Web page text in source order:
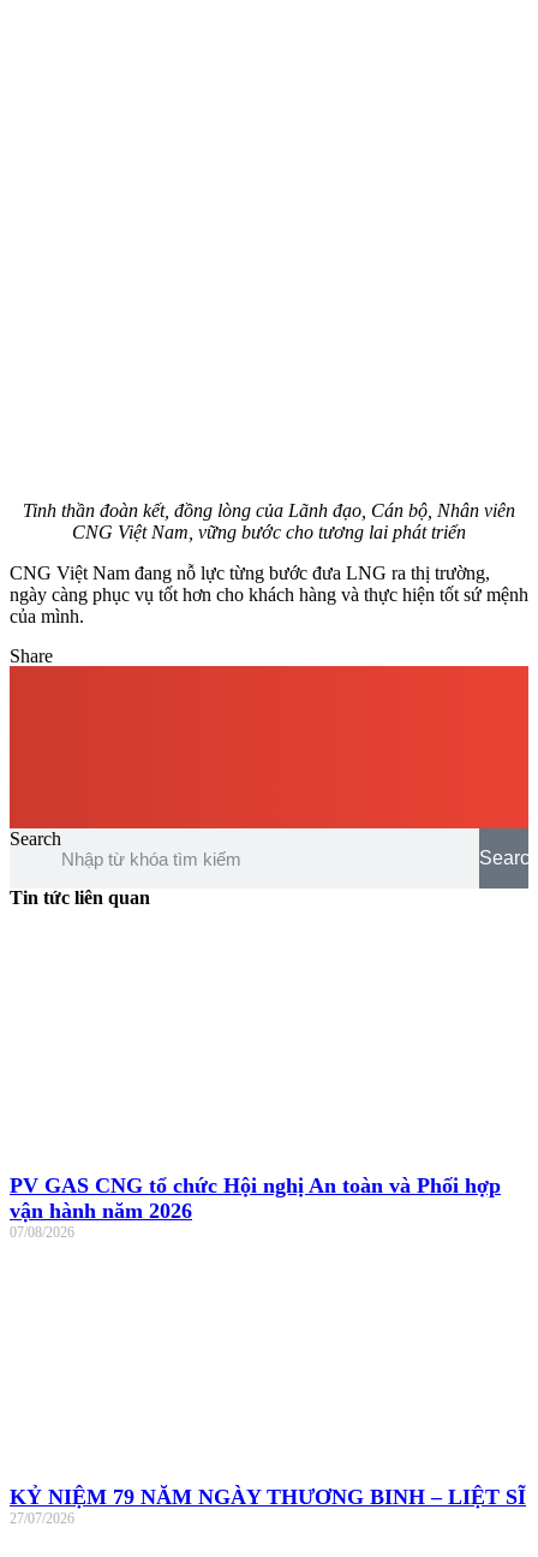
Tinh thần đoàn kết, đồng lòng của Lãnh đạo, Cán bộ, Nhân viên
CNG Việt Nam, vững bước cho tương lai phát triển
CNG Việt Nam đang nỗ lực từng bước đưa LNG ra thị trường,
ngày càng phục vụ tốt hơn cho khách hàng và thực hiện tốt sứ mệnh
của mình.
Share
Search
Tin tức liên quan
PV GAS CNG tổ chức Hội nghị An toàn và Phối hợp
vận hành năm 2026
07/08/2026
KỶ NIỆM 79 NĂM NGÀY THƯƠNG BINH – LIỆT SĨ
27/07/2026